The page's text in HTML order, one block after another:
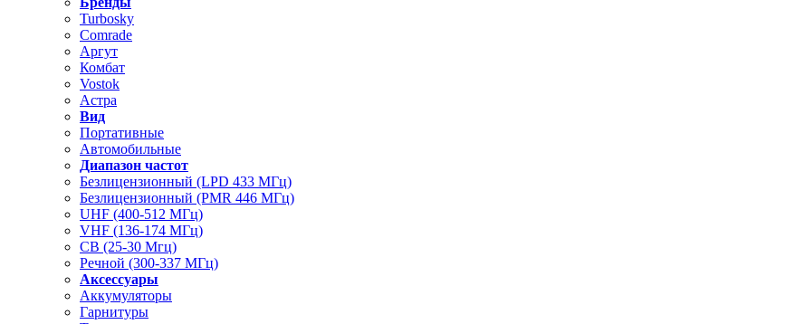
Turbosky
Comrade
Аргут
Комбат
Vostok
Астра
Вид
Портативные
Автомобильные
Диапазон частот
Безлицензионный (LPD 433 МГц)
Безлицензионный (PMR 446 МГц)
UHF (400-512 МГц)
VHF (136-174 МГц)
CB (25-30 Мгц)
Речной (300-337 МГц)
Аксессуары
Аккумуляторы
Гарнитуры